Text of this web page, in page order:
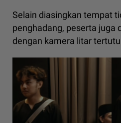
Selain diasingkan tempat
penghadang, peserta juga
dengan kamera litar